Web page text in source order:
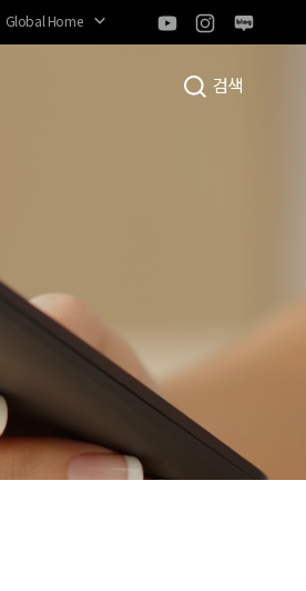
Global Home
검색